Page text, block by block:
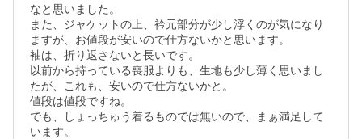
なと思いました。
また、ジャケットの上、衿元部分が少し浮くのが気になり
ますが、お値段が安いので仕方ないかと思います。
袖は、折り返さないと長いです。
以前から持っている喪服よりも、生地も少し薄く思いまし
たが、これも、安いので仕方ないかと。
値段は値段ですね。
でも、しょっちゅう着るものでは無いので、まぁ満足して
います。